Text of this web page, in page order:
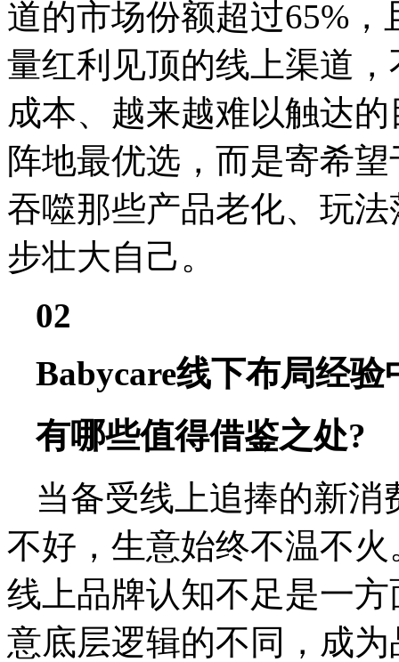
道的市场份额超过65%
量红利见顶的线上渠道
成本、越来越难以触达
阵地最优选，而是寄希
吞噬那些产品老化、玩
步壮大自己。
02
Babycare线下布局经验
有哪些值得借鉴之处?
当备受线上追捧的新
不好，生意始终不温不
线上品牌认知不足是一
意底层逻辑的不同，成